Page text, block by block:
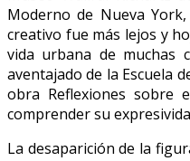
Moderno de Nueva
creativo fue más lejos y
vida urbana de muchas
aventajado de la Escuela
obra Reflexiones sobre
comprender su
La desaparición de la